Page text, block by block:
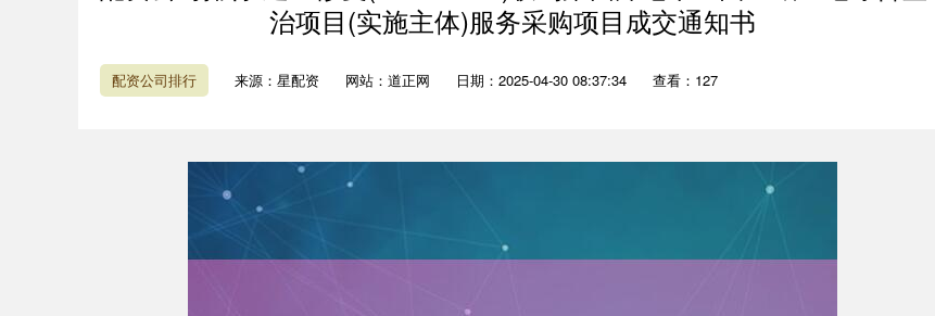
治项目(实施主体)服务采购项目成交通知书
配资公司排行 来源：星配资 网站：道正网 日期：2025-04-30 08:37:34 查看：127